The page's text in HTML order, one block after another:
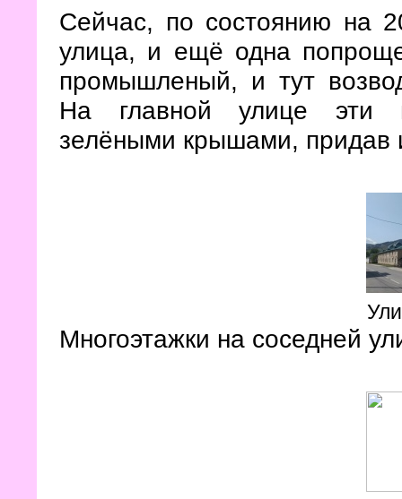
Сейчас, по состоянию на
улица, и ещё одна
промышленый, и тут
На главной улице эти
зелёными крышами, придав
Многоэтажки на соседней